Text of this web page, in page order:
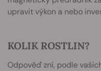
upravit výkon a nebo
KOLIK ROSTLIN?
Odpověď zní, podle